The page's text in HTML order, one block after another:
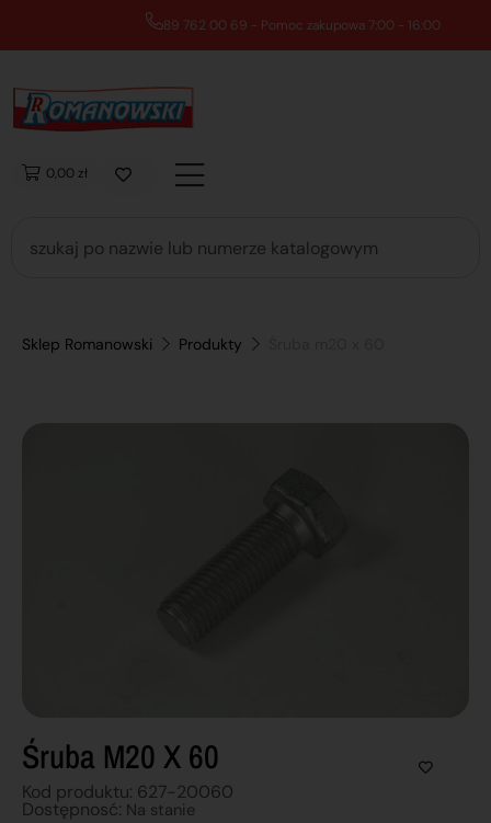
89 762 00 69 - Pomoc zakupowa 7:00 - 16:00
0,00 zł
Sklep Romanowski Produkty
Śruba M20 X 60
Kod produktu: 627-20060
Dostępnosć: Na stanie